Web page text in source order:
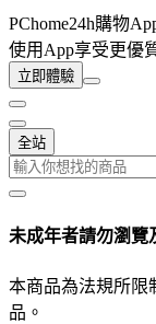
PChome24h購物
使用App享受更優
立即體驗
全站
未成年者請勿瀏覽
本商品為法規所限
品。